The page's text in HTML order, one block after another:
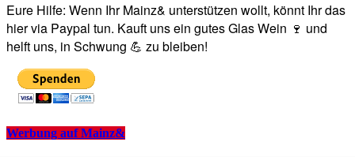
Eure Hilfe: Wenn Ihr Mainz& unterstützen wollt, könnt Ihr das
hier via Paypal tun. Kauft uns ein gutes Glas Wein 🍷 und
helft uns, in Schwung 💪 zu bleiben!
Werbung auf Mainz&